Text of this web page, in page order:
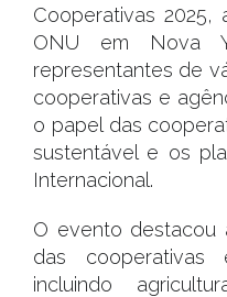
Cooperativas
ONU em Nova
representantes de
cooperativas e
o papel das
sustentável e os
Internacional.
O evento destacou
das
incluindo